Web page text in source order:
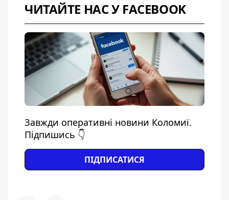
ЧИТАЙТЕ НАС У FACEBOOK
Завжди оперативні новини Коломиї.
Підпишись 👇
ПІДПИСАТИСЯ